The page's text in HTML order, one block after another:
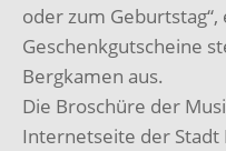
oder zum
Geschenkgutscheine
Bergkamen aus.
Die Broschüre der
Internetseite der